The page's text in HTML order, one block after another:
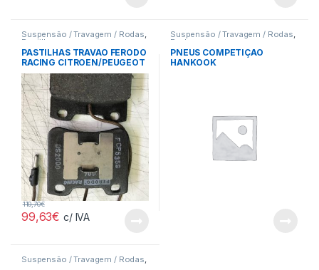
Suspensão / Travagem / Rodas,
Pastilhas
PASTILHAS TRAVAO FERODO
RACING CITROEN/PEUGEOT
99,63€
110,70€
c/ IVA
Suspensão / Travagem / Rodas,
Rodas
PNEUS COMPETIÇAO
HANKOOK
Suspensão / Travagem / Rodas
Pastilhas